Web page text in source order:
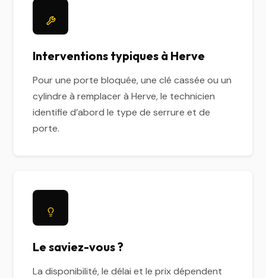
Interventions typiques à Herve
Pour une porte bloquée, une clé cassée ou un
cylindre à remplacer à Herve, le technicien
identifie d’abord le type de serrure et de
porte.
Le saviez-vous ?
La disponibilité, le délai et le prix dépendent